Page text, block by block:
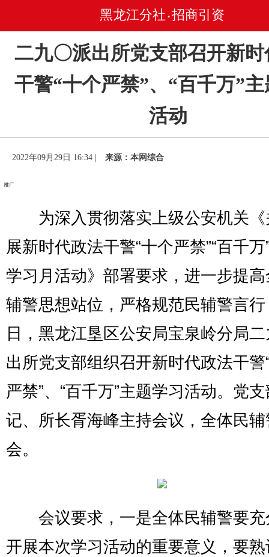
黑龙江分社 • 招商引资
二九〇派出所党支部召开新
干警“十个严禁”、“百千万”
活动
2022年09月29日 16:34 | 来源：本网综合
为深入贯彻落实上级公安机关《
展新时代政法干警“十个严禁”“百千万
学习月活动》部署要求，进一步提
辅警思想站位，严格规范民辅警言
日，黑龙江垦区公安局宝泉岭分局
出所党支部组织召开新时代政法干警
严禁”、“百千万”主题学习活动。党
记、所长胥海峰主持会议，全体民
会。
会议要求，一是全体民辅警要充
开展本次学习活动的重要意义，要熟